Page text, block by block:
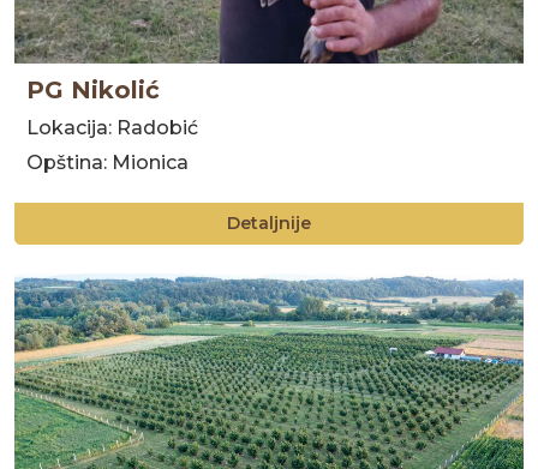
PG Nikolić
Lokacija: Radobić
Opština: Mionica
Detaljnije